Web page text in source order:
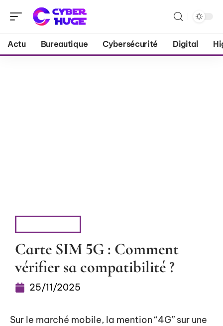
Actu Bureautique Cybersécurité Digital
Carte SIM 5G : Comment
vérifier sa compatibilité ?
25/11/2025
Sur le marché mobile, la mention “4G” sur une